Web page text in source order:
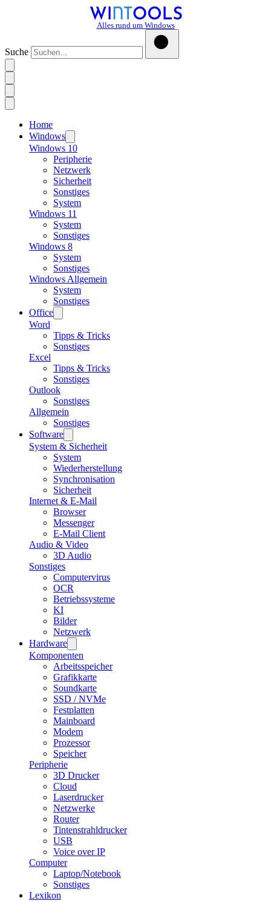
Alles rund um Windows
Suche
Home
Windows
Windows 10
Peripherie
Netzwerk
Sicherheit
Sonstiges
System
Windows 11
System
Sonstiges
Windows 8
System
Sonstiges
Windows Allgemein
System
Sonstiges
Office
Word
Tipps & Tricks
Sonstiges
Excel
Tipps & Tricks
Sonstiges
Outlook
Sonstiges
Allgemein
Sonstiges
Software
System & Sicherheit
System
Wiederherstellung
Synchronisation
Sicherheit
Internet & E-Mail
Browser
Messenger
E-Mail Client
Audio & Video
3D Audio
Sonstiges
Computervirus
OCR
Betriebssysteme
KI
Bilder
Netzwerk
Hardware
Komponenten
Arbeitsspeicher
Grafikkarte
Soundkarte
SSD / NVMe
Festplatten
Mainboard
Modem
Prozessor
Speicher
Peripherie
3D Drucker
Cloud
Laserdrucker
Netzwerke
Router
Tintenstrahldrucker
USB
Voice over IP
Computer
Laptop/Notebook
Sonstiges
Lexikon